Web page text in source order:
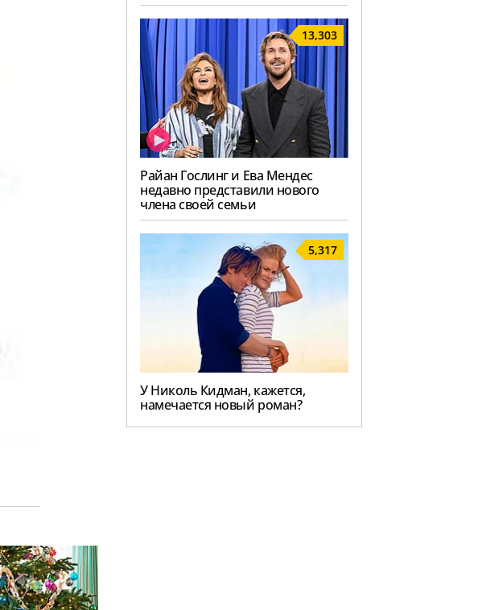
13,303
Райан Гослинг и Ева Мендес
недавно представили нового
члена своей семьи
5,317
У Николь Кидман, кажется,
намечается новый роман?